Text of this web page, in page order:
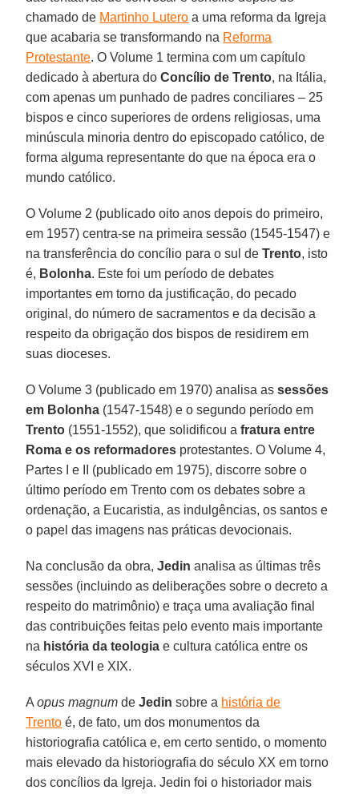
chamado de Martinho Lutero a uma reforma da Igreja
que acabaria se transformando na Reforma
Protestante. O Volume 1 termina com um capítulo
dedicado à abertura doConcílio de Trento, na Itália,
com apenas um punhado de padres conciliares – 25
bispos e cinco superiores de ordens religiosas, uma
minúscula minoria dentro do episcopado católico, de
forma alguma representante do que na época era o
mundo católico.
O Volume 2 (publicado oito anos depois do primeiro,
em 1957) centra-se na primeira sessão (1545-1547) e
na transferência do concílio para o sul deTrento, isto
é, Bolonha. Este foi um período de debates
importantes em torno da justificação, do pecado
original, do número de sacramentos e da decisão a
respeito da obrigação dos bispos de residirem em
suas dioceses.
O Volume 3 (publicado em 1970) analisa as sessões
em Bolonha (1547-1548) e o segundo período em
Trento (1551-1552), que solidificou afratura entre
Roma e os reformadores protestantes. O Volume 4,
Partes I e II (publicado em 1975), discorre sobre o
último período em Trento com os debates sobre a
ordenação, a Eucaristia, as indulgências, os santos e
o papel das imagens nas práticas devocionais.
Na conclusão da obra,Jedin analisa as últimas três
sessões (incluindo as deliberações sobre o decreto a
respeito do matrimônio) e traça uma avaliação final
das contribuições feitas pelo evento mais importante
na história da teologia e cultura católica entre os
séculos XVI e XIX.
Aopus magnum deJedin sobre a história de
Trento é, de fato, um dos monumentos da
historiografia católica e, em certo sentido, o momento
mais elevado da historiografia do século XX em torno
dos concílios da Igreja. Jedin foi o historiador mais